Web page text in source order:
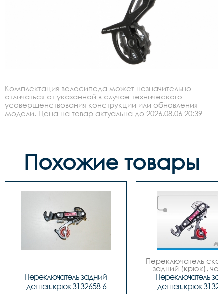
Комплектация велосипеда может незначительно
отличаться от указанной в случае технического
усовершенствования конструкции или обновления
модели. Цена на товар актуальна до 2026.08.06 20:39
Похожие товары
Переключатель задний
дешев. крюк 3132658-6
Переключатель
задний (крюк),
завод SShine
Переключатель
дешев. крюк